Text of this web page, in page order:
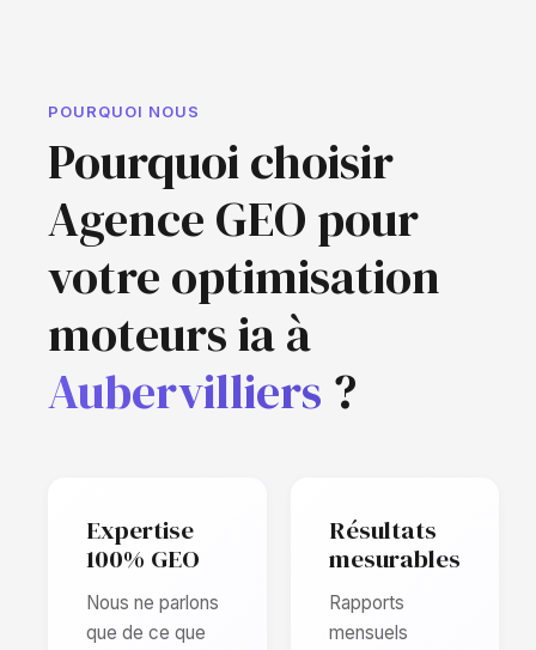
POURQUOI NOUS
Pourquoi choisir
Agence GEO pour
votre optimisation
moteurs ia à
Aubervilliers ?
Expertise
100% GEO
Nous ne parlons
que de ce que
Résultats
mesurables
Rapports
mensuels